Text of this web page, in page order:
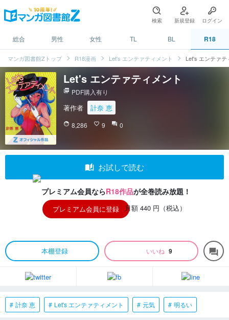
検索 新規登録 ログイン
総合 男性 女性 TL BL R18
マンガ図書館Zトップ R18漫画 Let's エンテァティメント Let's エンテァテ
Let's エンテァティメント
picture_as_pdf PDF購入有り
著作者 計奈 恵
face 8,286 favorite_border 9 question_answer 0
auto_stories お試しで読む
プレミアム会員ならR18作品が全巻読み放題！
プレミアム会員に登録 月額 440 円（税込）
本棚登録 いいね 9 forum
計奈 恵 Let's エンテァティメント 元気 明るい